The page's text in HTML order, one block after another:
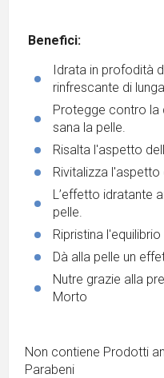
Benefici:
Idrata in profodità
rinfrescante di
Protegge contro la
sana la pelle.
Risalta l'aspetto
Rivitalizza l'aspetto
L’effetto idratante
pelle.
Ripristina
Dà alla pelle un
Nutre grazie alla
Morto
Non contiene Prodotti
Parabeni